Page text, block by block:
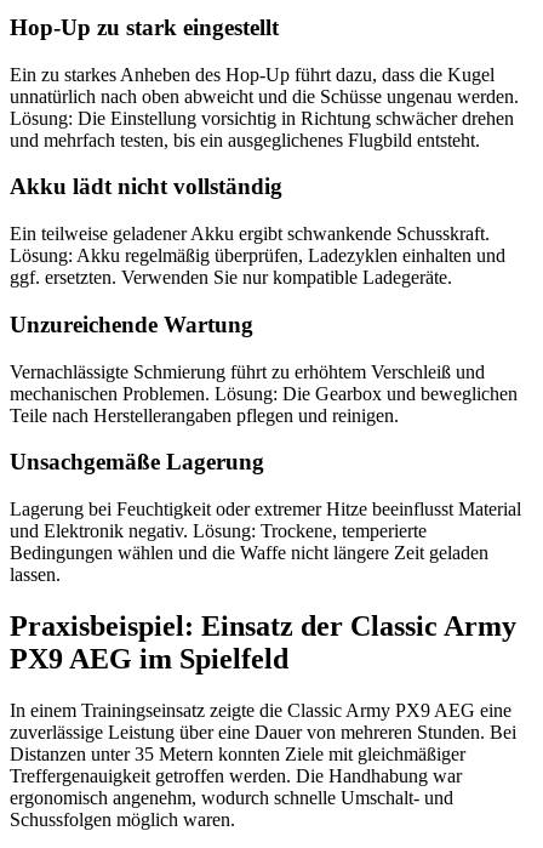
Hop-Up zu stark eingestellt
Ein zu starkes Anheben des Hop-Up führt dazu, dass die Kugel
unnatürlich nach oben abweicht und die Schüsse ungenau werden.
Lösung: Die Einstellung vorsichtig in Richtung schwächer drehen
und mehrfach testen, bis ein ausgeglichenes Flugbild entsteht.
Akku lädt nicht vollständig
Ein teilweise geladener Akku ergibt schwankende Schusskraft.
Lösung: Akku regelmäßig überprüfen, Ladezyklen einhalten und
ggf. ersetzten. Verwenden Sie nur kompatible Ladegeräte.
Unzureichende Wartung
Vernachlässigte Schmierung führt zu erhöhtem Verschleiß und
mechanischen Problemen. Lösung: Die Gearbox und beweglichen
Teile nach Herstellerangaben pflegen und reinigen.
Unsachgemäße Lagerung
Lagerung bei Feuchtigkeit oder extremer Hitze beeinflusst Material
und Elektronik negativ. Lösung: Trockene, temperierte
Bedingungen wählen und die Waffe nicht längere Zeit geladen
lassen.
Praxisbeispiel: Einsatz der Classic Army
PX9 AEG im Spielfeld
In einem Trainingseinsatz zeigte die Classic Army PX9 AEG eine
zuverlässige Leistung über eine Dauer von mehreren Stunden. Bei
Distanzen unter 35 Metern konnten Ziele mit gleichmäßiger
Treffergenauigkeit getroffen werden. Die Handhabung war
ergonomisch angenehm, wodurch schnelle Umschalt- und
Schussfolgen möglich waren.